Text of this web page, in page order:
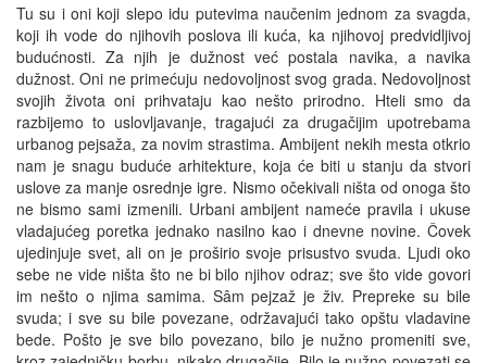
Tu su i oni koji slepo idu putevima naučenim jednom za svagda,
koji ih vode do njihovih poslova ili kuća, ka njihovoj predvidljivoj
budućnosti. Za njih je dužnost već postala navika, a navika
dužnost. Oni ne primećuju nedovoljnost svog grada. Nedovoljnost
svojih života oni prihvataju kao nešto prirodno. Hteli smo da
razbijemo to uslovljavanje, tragajući za drugačijim upotrebama
urbanog pejsaža, za novim strastima. Ambijent nekih mesta otkrio
nam je snagu buduće arhitekture, koja će biti u stanju da stvori
uslove za manje osrednje igre. Nismo očekivali ništa od onoga što
ne bismo sami izmenili. Urbani ambijent nameće pravila i ukuse
vladajućeg poretka jednako nasilno kao i dnevne novine. Čovek
ujedinjuje svet, ali on je proširio svoje prisustvo svuda. Ljudi oko
sebe ne vide ništa što ne bi bilo njihov odraz; sve što vide govori
im nešto o njima samima. Sâm pejzaž je živ. Prepreke su bile
svuda; i sve su bile povezane, održavajući tako opštu vladavine
bede. Pošto je sve bilo povezano, bilo je nužno promeniti sve,